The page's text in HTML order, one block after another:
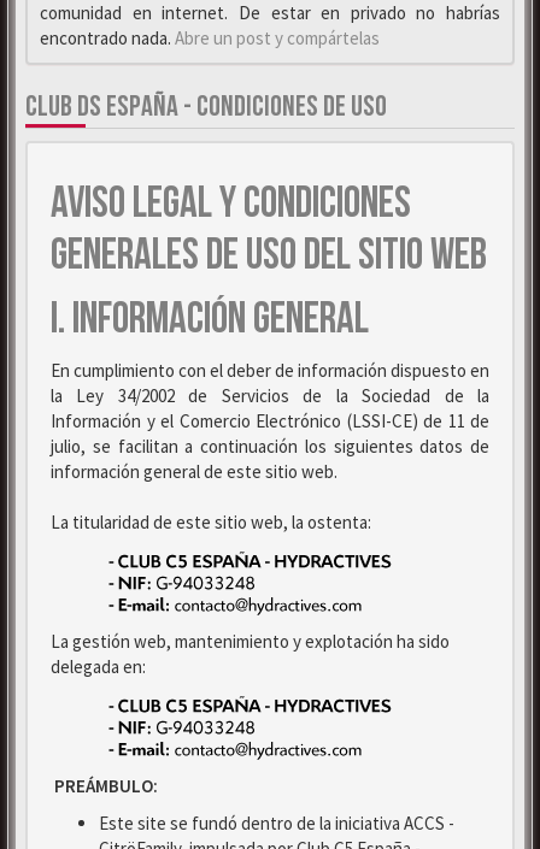
comunidad en internet. De estar en privado no habrías
encontrado nada. Abre un post y compártelas
CLUB DS ESPAÑA - CONDICIONES DE USO
AVISO LEGAL Y CONDICIONES
GENERALES DE USO DEL SITIO WEB
I. INFORMACIÓN GENERAL
En cumplimiento con el deber de información dispuesto en
la Ley 34/2002 de Servicios de la Sociedad de la
Información y el Comercio Electrónico (LSSI-CE) de 11 de
julio, se facilitan a continuación los siguientes datos de
información general de este sitio web.
La titularidad de este sitio web, la ostenta:
La gestión web, mantenimiento y explotación ha sido
delegada en:
PREÁMBULO:
Este site se fundó dentro de la iniciativa ACCS -